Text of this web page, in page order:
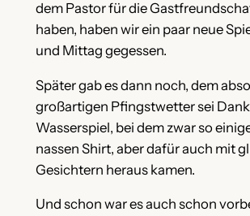
dem Pastor für die
haben, haben wir ein paar neue
und Mittag gegessen.
Später gab es dann noch, dem
großartigen Pfingstwetter sei
Wasserspiel, bei dem zwar so
nassen Shirt, aber dafür auch mit
Gesichtern heraus kamen.
Und schon war es auch schon